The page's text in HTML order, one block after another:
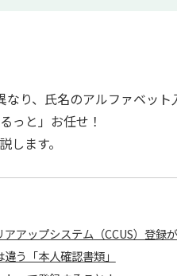
り、氏名のアルファベッ
っと」お任せ！
ます。
アップシステム（CCUS）登録
う「本人確認書類」